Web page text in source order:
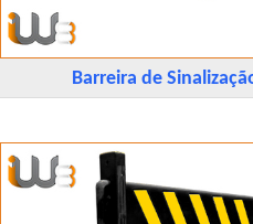
Barreira de